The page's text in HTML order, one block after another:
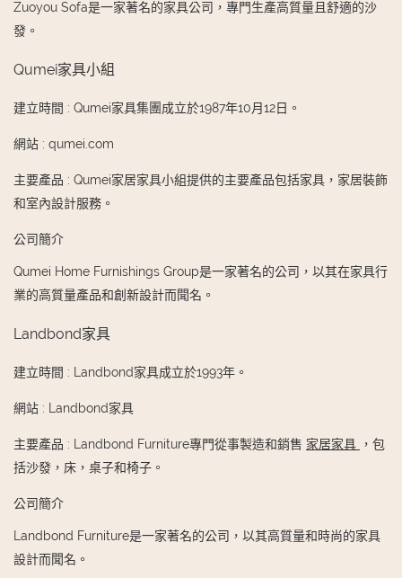
Zuoyou Sofa是一家著名的家具公司，專門生產高質量且舒適的沙
發。
Qumei家具小組
建立時間 : Qumei家具集團成立於1987年10月12日。
網站 : qumei.com
主要產品 : Qumei家居家具小組提供的主要產品包括家具，家居裝飾
和室內設計服務。
公司簡介
Qumei Home Furnishings Group是一家著名的公司，以其在家具行
業的高質量產品和創新設計而聞名。
Landbond家具
建立時間 : Landbond家具成立於1993年。
網站 : Landbond家具
主要產品 : Landbond Furniture專門從事製造和銷售 家居家具 ，包
括沙發，床，桌子和椅子。
公司簡介
Landbond Furniture是一家著名的公司，以其高質量和時尚的家具
設計而聞名。